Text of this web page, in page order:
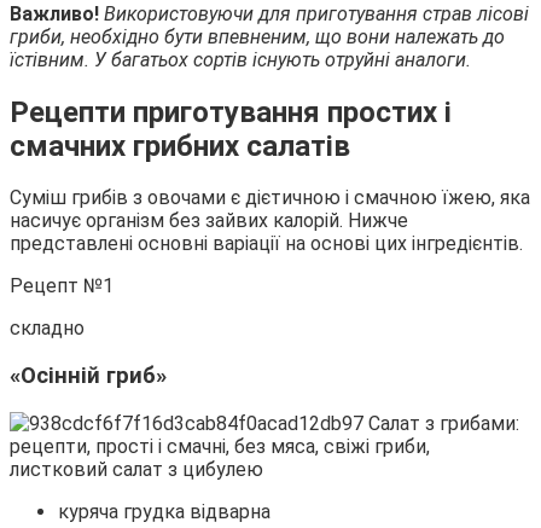
Важливо! Використовуючи для приготування страв лісові
гриби, необхідно бути впевненим, що вони належать до
їстівним. У багатьох сортів існують отруйні аналоги.
Рецепти приготування простих і
смачних грибних салатів
Суміш грибів з овочами є дієтичною і смачною їжею, яка
насичує організм без зайвих калорій. Нижче
представлені основні варіації на основі цих інгредієнтів.
Рецепт №1
складно
«Осінній гриб»
куряча грудка відварна